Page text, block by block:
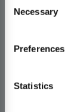
Selection
Necessary
Preferences
Statistics